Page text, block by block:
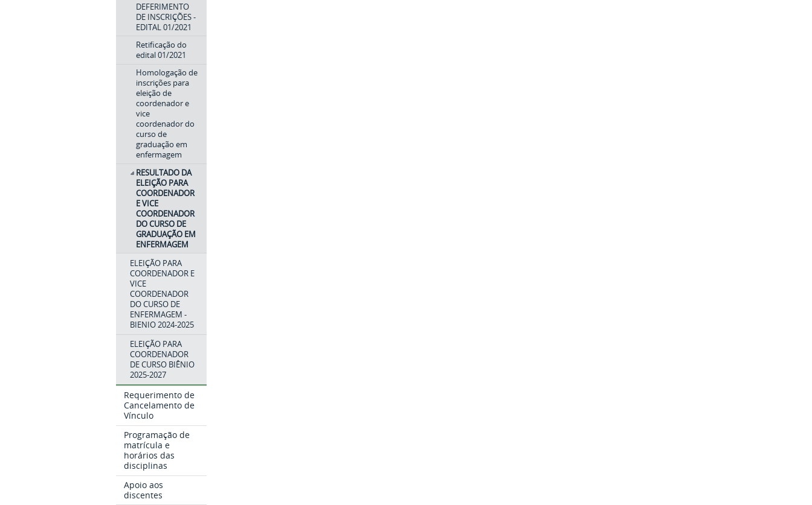
DEFERIMENTO
DE INSCRIÇÕES -
EDITAL 01/2021
Retificação do
edital 01/2021
Homologação de
inscrições para
eleição de
coordenador e
vice
coordenador do
curso de
graduação em
enfermagem
RESULTADO DA
ELEIÇÃO PARA
COORDENADOR
E VICE
COORDENADOR
DO CURSO DE
GRADUAÇÃO EM
ENFERMAGEM
ELEIÇÃO PARA
COORDENADOR E
VICE
COORDENADOR
DO CURSO DE
ENFERMAGEM -
BIENIO 2024-2025
ELEIÇÃO PARA
COORDENADOR
DE CURSO BIÊNIO
2025-2027
Requerimento de
Cancelamento de
Vínculo
Programação de
matrícula e
horários das
disciplinas
Apoio aos
discentes